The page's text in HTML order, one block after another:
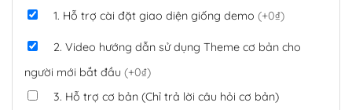
1. Hỗ trợ cài đặt giao diện giống demo (+0₫)
2. Video hướng dẫn sử dụng Theme cơ bản cho
người mới bắt đầu (+0₫)
3. Hỗ trợ cơ bản (Chỉ trả lời câu hỏi cơ bản)